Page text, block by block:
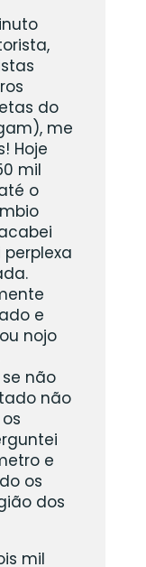
do
me
Hoje
mil
o
perplexa
e
nojo
não
não
e
os
dos
mil